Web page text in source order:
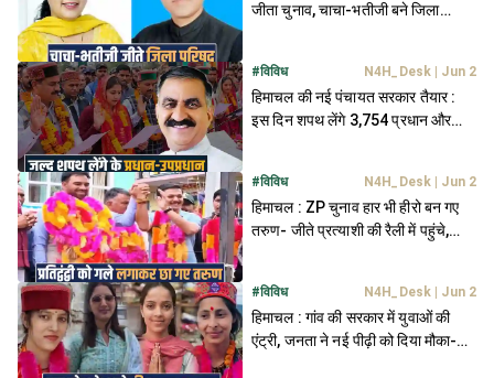
जीता चुनाव, चाचा-भतीजी बने जिला
#विविध N4H_Desk Jun 2
हिमाचल की नई पंचायत सरकार तैयार :
इस दिन शपथ लेंगे 3,754 प्रधान और
#विविध N4H_Desk Jun 2
हिमाचल : ZP चुनाव हार भी हीरो बन गए
तरुण- जीते प्रत्याशी की रैली में पहुंचे,
#विविध N4H_Desk Jun 2
हिमाचल : गांव की सरकार में युवाओं की
एंट्री, जनता ने नई पीढ़ी को दिया मौका-